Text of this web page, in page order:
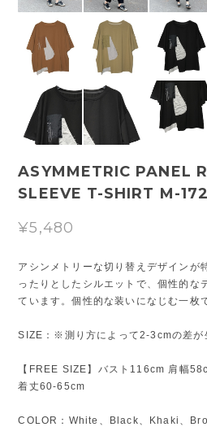
ASYMMETRIC PANEL
SLEEVE T-SHIRT M-
¥5,480
アシンメトリーな切り替えデザインが
ったりとしたシルエットで、個性的な
ています。個性的な装いになじむ一枚
SIZE：※測り方によって2-3cmの差が
【FREE SIZE】バスト116cm 肩幅
着丈60-65cm
COLOR：White、Black、Khaki、